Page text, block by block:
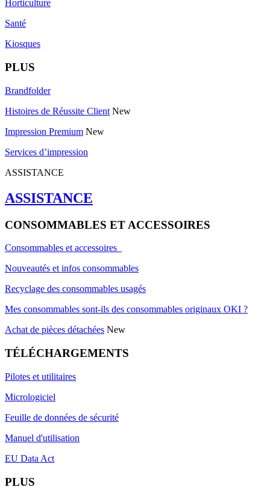
Horticulture
Santé
Kiosques
PLUS
Brandfolder
Histoires de Réussite Client New
Impression Premium New
Services d’impression
ASSISTANCE
ASSISTANCE
CONSOMMABLES ET ACCESSOIRES
Consommables et accessoires
Nouveautés et infos consommables
Recyclage des consommables usagés
Mes consommables sont-ils des consommables originaux OKI ?
Achat de pièces détachées New
TÉLÉCHARGEMENTS
Pilotes et utilitaires
Micrologiciel
Feuille de données de sécurité
Manuel d'utilisation
EU Data Act
PLUS